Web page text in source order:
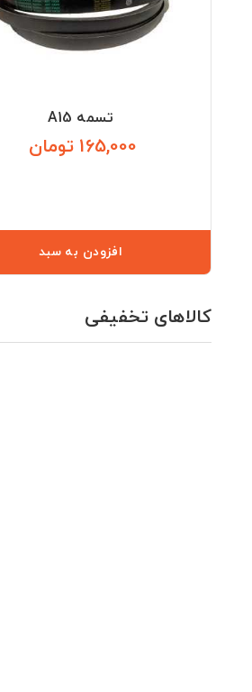
تسمه A15
165,000 تومان
افزودن به سبد
کالاهای تخفیفی